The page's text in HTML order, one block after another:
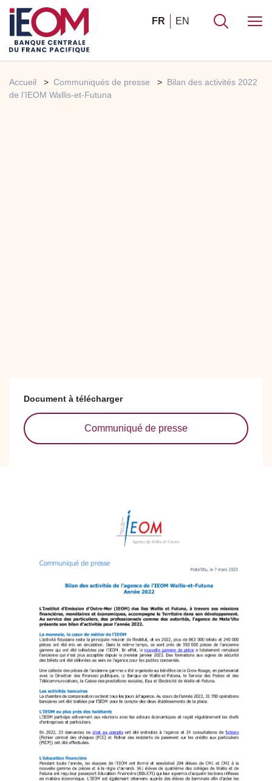
FR EN
Accueil Communiqués de presse
Bilan des activités 2022
de l’IEOM Wallis-et-Futuna
Document à télécharger
Communiqué de presse